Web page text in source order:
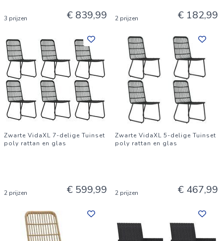
3 prijzen € 839,99 2 prijzen € 182,99
Zwarte VidaXL 7-delige Tuinset
poly rattan en glas
2 prijzen € 599,99
Zwarte VidaXL 5-delige Tuinset
poly rattan en glas
2 prijzen € 467,99